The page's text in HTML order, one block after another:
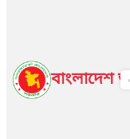
বাংলাদেশ